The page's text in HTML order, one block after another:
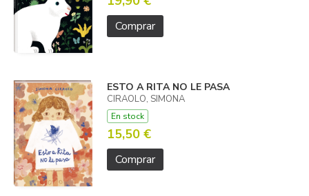
Comprar
ESTO A RITA NO LE PASA
CIRAOLO, SIMONA
En stock
15,50 €
Comprar